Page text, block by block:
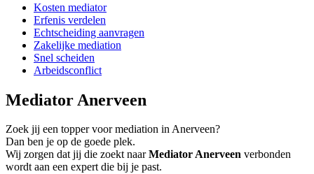
Kosten mediator
Erfenis verdelen
Echtscheiding aanvragen
Zakelijke mediation
Snel scheiden
Arbeidsconflict
Mediator Anerveen
Zoek jij een topper voor mediation in Anerveen?
Dan ben je op de goede plek.
Wij zorgen dat jij die zoekt naarMediator Anerveen verbonden
wordt aan een expert die bij je past.